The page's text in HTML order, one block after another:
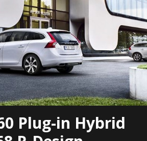
Plug-in Hybrid